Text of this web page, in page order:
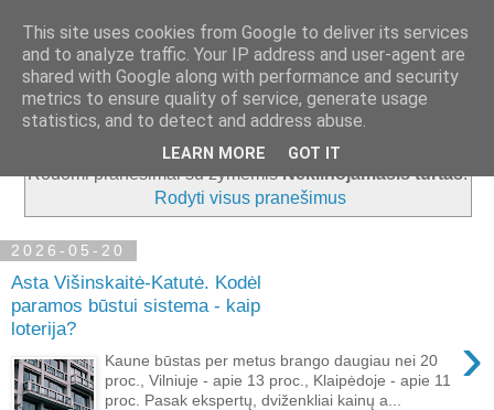
Rodomi pranešimai su žymėmisNekilnojamasis turtas.
Rodyti visus pranešimus
2026-05-20
Asta Višinskaitė-Katutė. Kodėl
paramos būstui sistema - kaip
loterija?
›
Kaune būstas per metus brango daugiau nei 20
proc., Vilniuje - apie 13 proc., Klaipėdoje - apie 11
proc. Pasak ekspertų, dviženkliai kainų a...
This site uses cookies from Google to deliver its services
and to analyze traffic. Your IP address and user-agent are
shared with Google along with performance and security
metrics to ensure quality of service, generate usage
statistics, and to detect and address abuse.
LEARN MORE GOT IT